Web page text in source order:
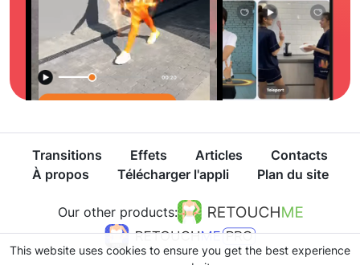
Transitions Effets Articles
Contacts
À propos
Télécharger l'appli Plan du site
Our other products:
This website uses cookies to ensure you get the best experience